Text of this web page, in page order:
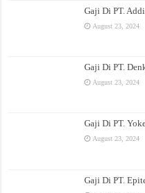
Gaji Di PT.
August 23, 2024
Gaji Di PT.
August 23, 2024
Gaji Di PT.
August 23, 2024
Gaji Di PT.